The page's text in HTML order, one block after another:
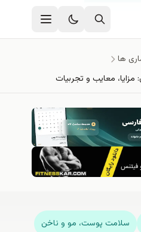
ها
مزایا، معایب و تجربیات
سلامت پوست، مو و ناخن